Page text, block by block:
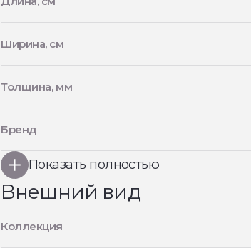
Ширина, см
Толщина, мм
Бренд
Показать полностью
Внешний вид
Коллекция